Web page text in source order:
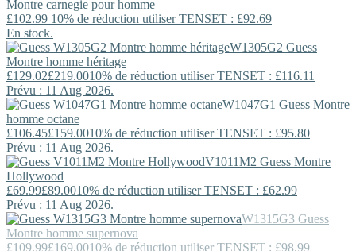
Montre carnegie pour homme
£102.99 10% de réduction utiliser TENSET : £92.69
En stock.
W1305G2 Guess
Montre homme héritage
£129.02£219.0010% de réduction utiliser TENSET : £116.11
Prévu : 11 Aug 2026.
W1047G1 Guess Montre
homme octane
£106.45£159.0010% de réduction utiliser TENSET : £95.80
Prévu : 11 Aug 2026.
V1011M2 Guess Montre
Hollywood
£69.99£89.0010% de réduction utiliser TENSET : £62.99
Prévu : 11 Aug 2026.
W1315G3 Guess
Montre homme supernova
£109.99£169.0010% de réduction utiliser TENSET : £98.99